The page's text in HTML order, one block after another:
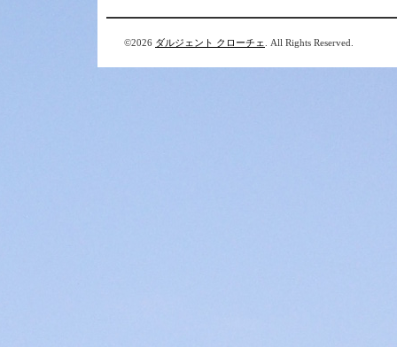
©2026 ダルジェント クローチェ . All Rights Reserved.